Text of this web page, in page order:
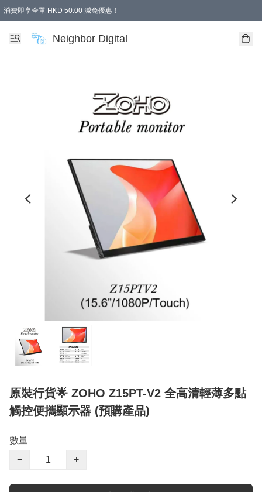
消費即享全單 HKD 50.00 減免優惠！
Neighbor Digital
原裝行貨🌟 ZOHO Z15PT-V2 全高清輕薄多點
觸控便攜顯示器 (預購產品)
數量
−
+